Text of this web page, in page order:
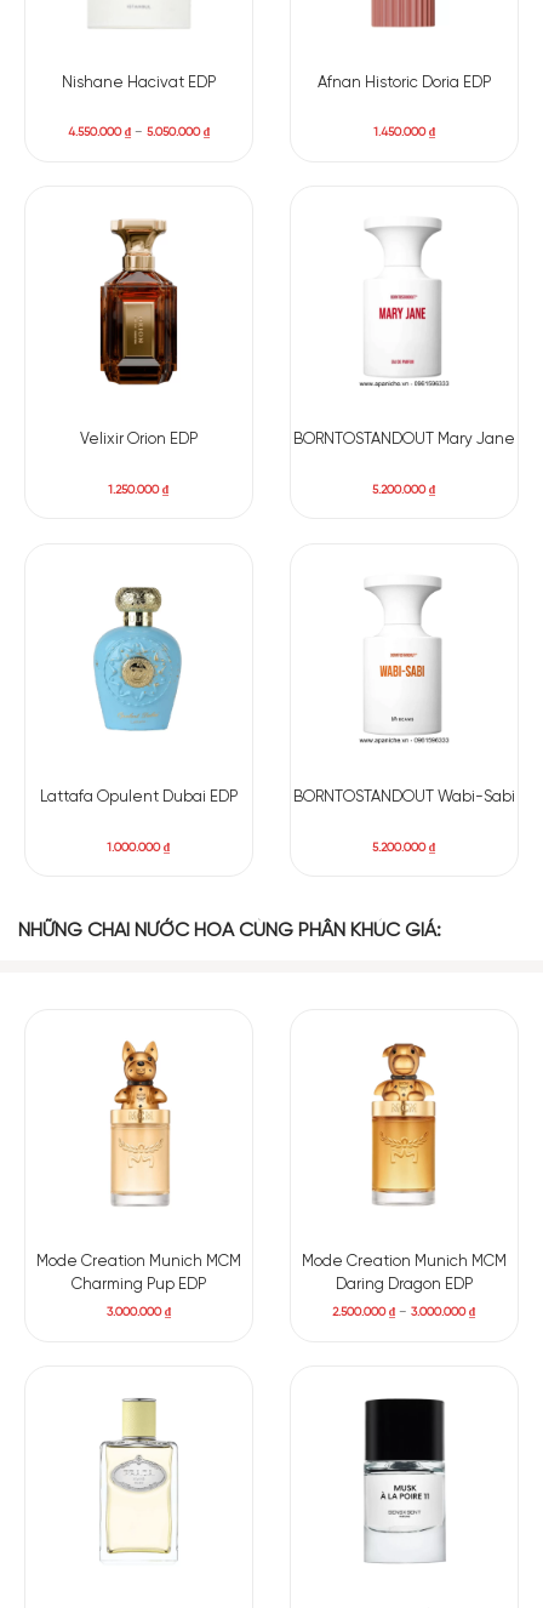
Nishane Hacivat EDP
4.550.000₫– 5.050.000₫
Afnan Historic Doria EDP
1.450.000₫
Velixir Orion EDP
1.250.000₫
BORNTOSTANDOUT Mary Jane
5.200.000₫
Lattafa Opulent Dubai EDP
1.000.000₫
BORNTOSTANDOUT Wabi-Sabi
5.200.000₫
NHỮNG CHAI NƯỚC HOA CÙNG PHÂN KHÚC GIÁ:
Mode Creation Munich MCM
Charming Pup EDP
3.000.000₫
Mode Creation Munich MCM
Daring Dragon EDP
2.500.000₫ –3.000.000₫